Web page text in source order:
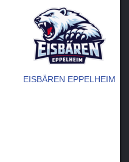
EISBÄREN EPPELHEIM